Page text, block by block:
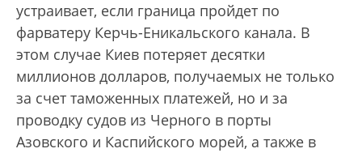
устраивает, если граница пройдет по
фарватеру Керчь-Еникальского канала. В
этом случае Киев потеряет десятки
миллионов долларов, получаемых не только
за счет таможенных платежей, но и за
проводку судов из Черного в порты
Азовского и Каспийского морей, а также в